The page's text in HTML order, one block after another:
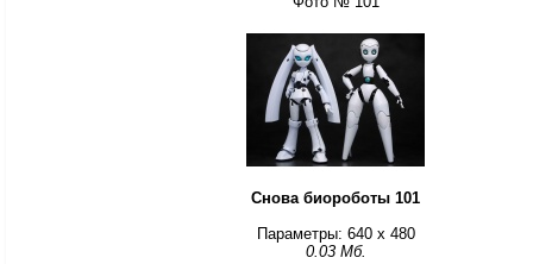
Снова биороботы 101
Параметры: 640 x 480
0.03 Мб.